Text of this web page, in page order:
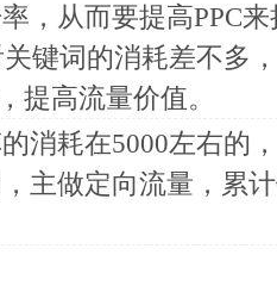
，从而要提高PPC
键词的消耗差不多
提高流量价值。
消耗在5000左右的
主做定向流量，累